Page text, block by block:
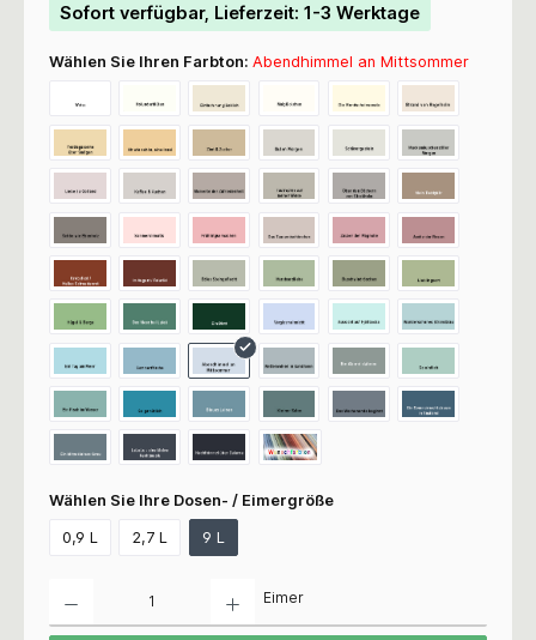
Sofort verfügbar, Lieferzeit: 1-3 Werktage
Wählen Sie Ihren Farbton: Abendhimmel an Mittsommer
Wählen Sie Ihre Dosen- / Eimergröße
0,9 L 2,7 L 9 L
Eimer